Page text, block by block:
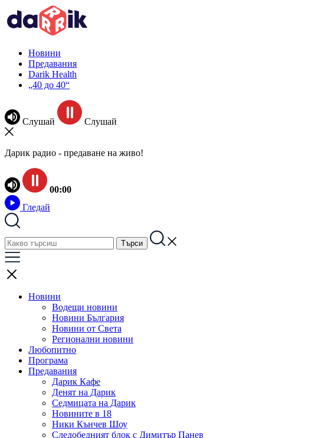
Новини
Предавания
Darik Health
„40 до 40“
Слушай Слушай
Дарик радио - предаване на живо!
00:00
Гледай
Новини
Водещи новини
Новини България
Новини от Света
Регионални новини
Любопитно
Програма
Предавания
Дарик Кафе
Денят на Дарик
Седмицата на Дарик
Новините в 18
Ники Кънчев Шоу
Следобедният блок с Димитър Панев